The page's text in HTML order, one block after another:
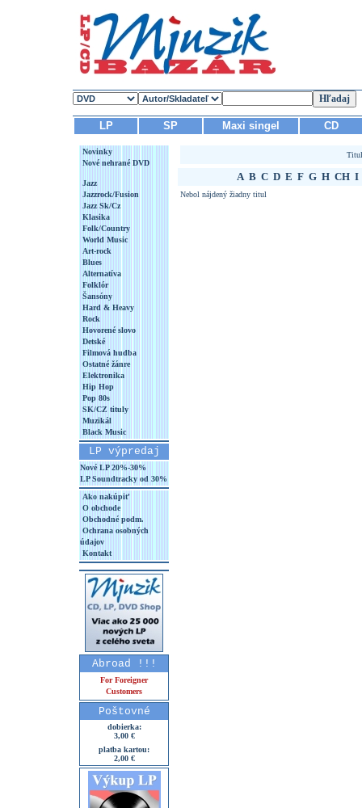
LP SP Maxi singel CD
Novinky
Nové nehrané DVD
Jazz
Jazzrock/Fusion
Jazz Sk/Cz
Klasika
Folk/Country
World Music
Art-rock
Blues
Alternatíva
Folklór
Šansóny
Hard & Heavy
Rock
Hovorené slovo
Detské
Filmová hudba
Ostatné žánre
Elektronika
Hip Hop
Pop 80s
SK/CZ tituly
Muzikál
Black Music
LP výpredaj
Nové LP 20%-30%
LP Soundtracky od 30%
Ako nakúpiť
O obchode
Obchodné podm.
Ochrana osobných
údajov
Kontakt
Abroad !!!
For Foreigner
Customers
Poštovné
dobierka:
3,00 €
platba kartou:
2,00 €
A B C D E F G H CH I
Nebol nájdený žiadny titul